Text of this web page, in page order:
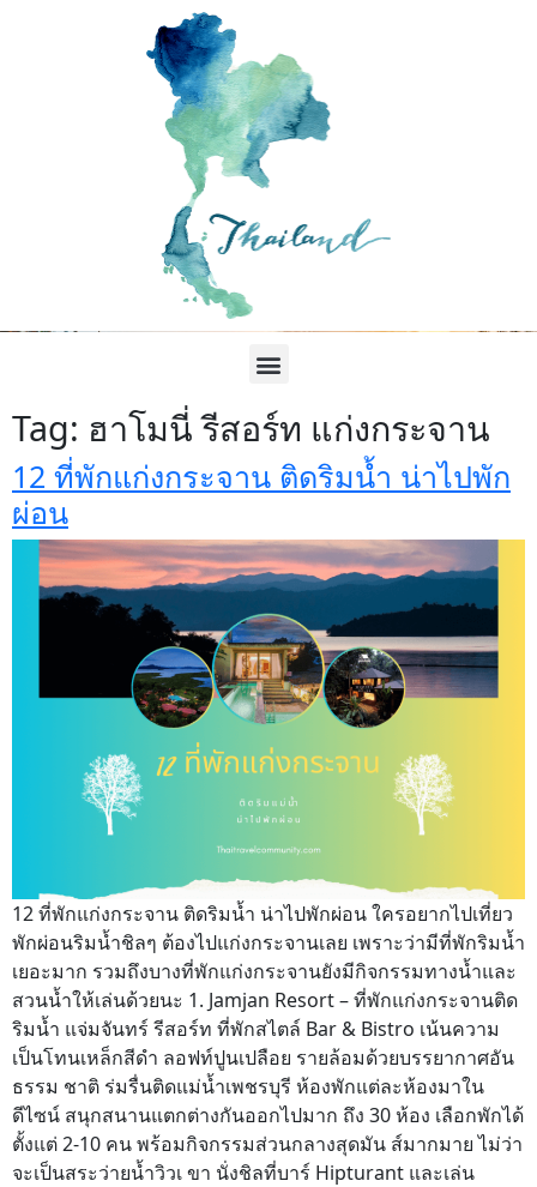
Tag: ฮาโมนี่ รีสอร์ท แก่งกระจาน
12 ที่พักแก่งกระจาน ติดริมน้ำ น่าไปพัก
ผ่อน
12 ที่พักแก่งกระจาน ติดริมน้ำ น่าไปพักผ่อน ใครอยากไปเที่ยว
พักผ่อนริมน้ำชิลๆ ต้องไปแก่งกระจานเลย เพราะว่ามีที่พักริมน้ำ
เยอะมาก รวมถึงบางที่พักแก่งกระจานยังมีกิจกรรมทางน้ำและ
สวนน้ำให้เล่นด้วยนะ 1. Jamjan Resort – ที่พักแก่งกระจานติด
ริมน้ำ แจ่มจันทร์ รีสอร์ท ที่พักสไตล์ Bar & Bistro เน้นความ
เป็นโทนเหล็กสีดำ ลอฟท์ปูนเปลือย รายล้อมด้วยบรรยากาศอัน
ธรรม ชาติ ร่มรื่นติดแม่น้ำเพชรบุรี ห้องพักแต่ละห้องมาใน
ดีไซน์ สนุกสนานแตกต่างกันออกไปมาก ถึง 30 ห้อง เลือกพักได้
ตั้งแต่ 2-10 คน พร้อมกิจกรรมส่วนกลางสุดมัน ส์มากมาย ไม่ว่า
จะเป็นสระว่ายน้ำวิวเ ขา นั่งชิลที่บาร์ Hipturant และเล่น